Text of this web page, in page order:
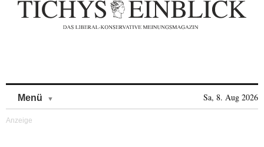
Menü Sa, 8. Aug 2026